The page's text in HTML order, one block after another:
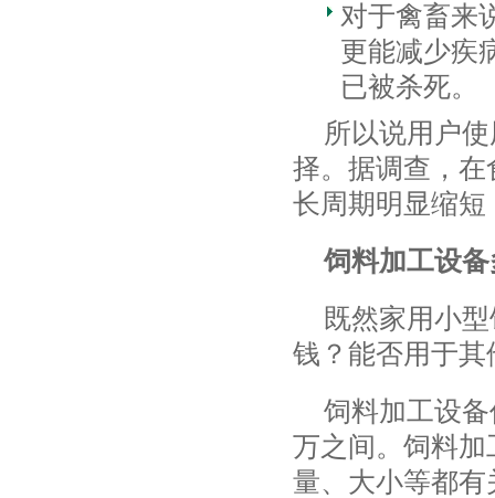
对于禽畜来
更能减少疾
已被杀死。
所以说用户
择。据调查，在
长周期明显缩
饲料加工设
既然家用小
钱？能否用于
饲料加工设
万之间。饲料
量、大小等都